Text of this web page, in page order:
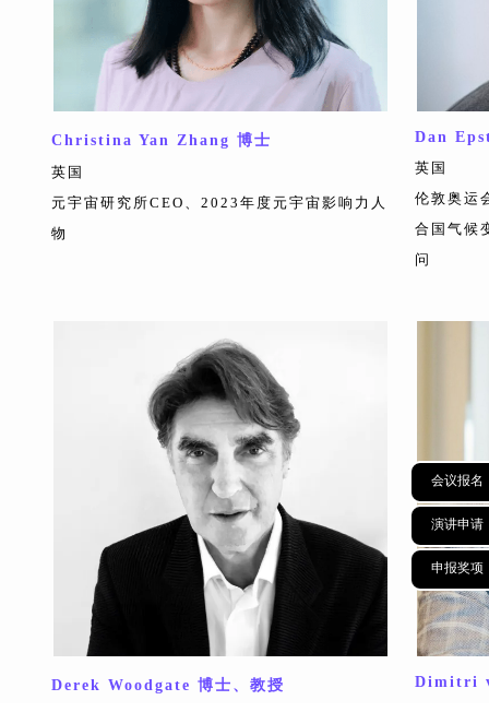
会议报名
演讲申请
申报奖项
Christina Yan Zhang 博士
英国
元宇宙研究所CEO、2023年度元宇宙影响力人
物
Dan
英国
伦敦奥运
合国气候
问
Derek Woodgate 博士、教授
Dimitri